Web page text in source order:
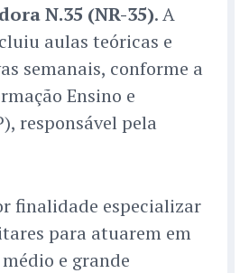
N.35 (NR-35). A
aulas teóricas e
semanais, conforme a
Ensino e
responsável pela
finalidade especializar
para atuarem em
e grande